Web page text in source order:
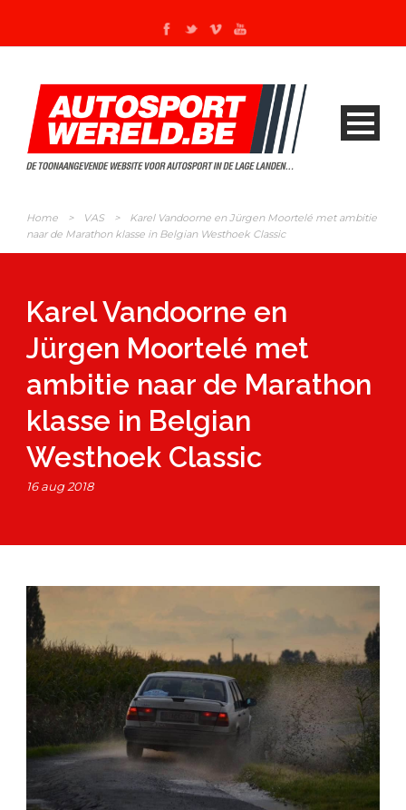
Home > VAS >
Karel Vandoorne en Jürgen Moortelé met ambitie
naar de Marathon klasse in Belgian Westhoek Classic
Karel Vandoorne en
Jürgen Moortelé met
ambitie naar de Marathon
klasse in Belgian
Westhoek Classic
16 aug 2018